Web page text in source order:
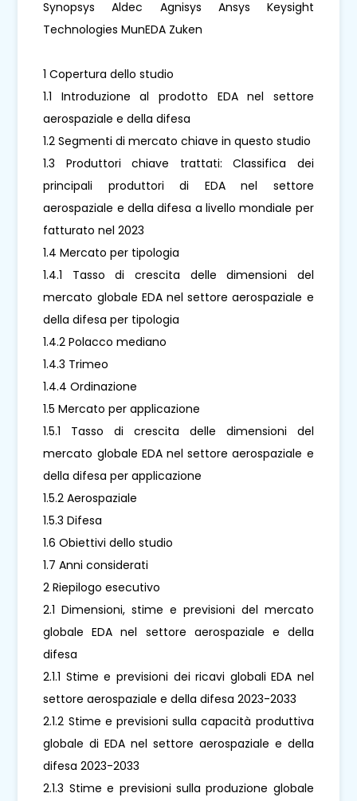
Synopsys Aldec Agnisys Ansys Keysight
Technologies MunEDA Zuken
1 Copertura dello studio
1.1 Introduzione al prodotto EDA nel settore
aerospaziale e della difesa
1.2 Segmenti di mercato chiave in questo studio
1.3 Produttori chiave trattati: Classifica dei
principali produttori di EDA nel settore
aerospaziale e della difesa a livello mondiale per
fatturato nel 2023
1.4 Mercato per tipologia
1.4.1 Tasso di crescita delle dimensioni del
mercato globale EDA nel settore aerospaziale e
della difesa per tipologia
1.4.2 Polacco mediano
1.4.3 Trimeo
1.4.4 Ordinazione
1.5 Mercato per applicazione
1.5.1 Tasso di crescita delle dimensioni del
mercato globale EDA nel settore aerospaziale e
della difesa per applicazione
1.5.2 Aerospaziale
1.5.3 Difesa
1.6 Obiettivi dello studio
1.7 Anni considerati
2 Riepilogo esecutivo
2.1 Dimensioni, stime e previsioni del mercato
globale EDA nel settore aerospaziale e della
difesa
2.1.1 Stime e previsioni dei ricavi globali EDA nel
settore aerospaziale e della difesa 2023-2033
2.1.2 Stime e previsioni sulla capacità produttiva
globale di EDA nel settore aerospaziale e della
difesa 2023-2033
2.1.3 Stime e previsioni sulla produzione globale